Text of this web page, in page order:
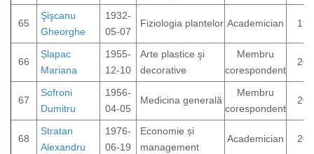
65
Şişcanu
Gheorghe
1932-
05-07
Fiziologia plantelor Academician
66
Șlapac
Mariana
1955-
12-10
Arte plastice şi
decorative
Membru
corespondent
67
Sofroni
Dumitru
1956-
04-05
Medicina generală
Membru
corespondent
68
Stratan
Alexandru
1976-
06-19
Economie și
management
Academician